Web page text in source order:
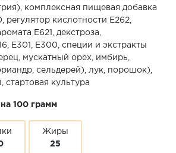
комплексная пищевая добавка
регулятор кислотности Е262,
Е621, декстроза,
Е301, Е300, специи и экстракты
мускатный орех, имбирь,
сельдерей), лук, порошок),
культура
100 грамм
Жиры
25